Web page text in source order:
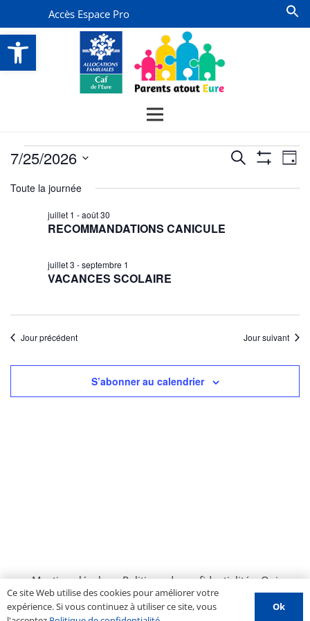
Ouvrir la barre d’outils
Accès Espace Pro
Évènements
for
juillet
Recherche
Recherche
Filtres
Jour
7/25/2026
une
Toute la journée
RECOMMANDATIONS CANICULE
juillet 1 -août 30
VACANCES SCOLAIRE
juillet 3 -septembre 1
Jour précédent Jour suivant
S’abonner au calendrier
Mentions légales–Politique de confidentialité–Qui
sommes nous ?–Contactez-nous –Espace PROS
Soumettre un évènement
Ce site Web utilise des cookies pour améliorer votre
expérience. Si vous continuez à utiliser ce site, vous
Ok